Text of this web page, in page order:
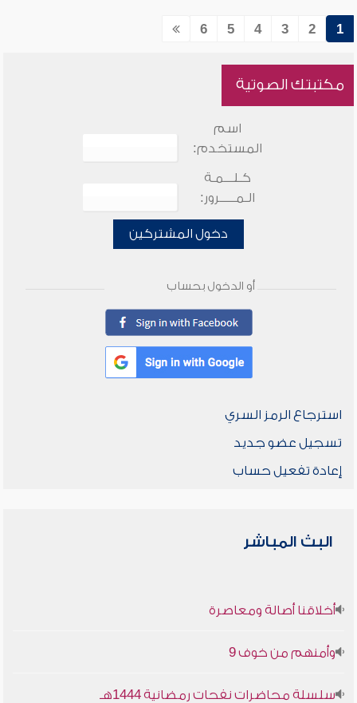
1
2
3
4
5
6
مكتبتك الصوتية
اسم
المستخدم:
كـلـــمـة
الـمـــــرور:
دخول المشتركين
أو الدخول بحساب
استرجاع الرمز السري
تسجيل عضو جديد
إعادة تفعيل حساب
البث المباشر
أخلاقنا أصالة ومعاصرة
وأمنهم من خوف 9
سلسلة محاضرات نفحات رمضانية 1444هـ